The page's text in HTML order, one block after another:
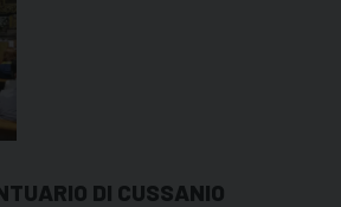
DI CUSSANIO